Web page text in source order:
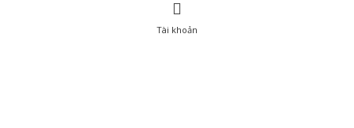
Tài khoản